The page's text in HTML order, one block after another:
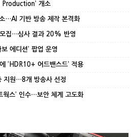
Production’ 개소
…AI 기반 방송 제작 본격화
모집…심사 결과 20% 반영
에디션’ 팝업 운영
‘HDR10+ 어드밴스드’ 적용
지원…8개 방송사 선정
웍스’ 인수…보안 체계 고도화